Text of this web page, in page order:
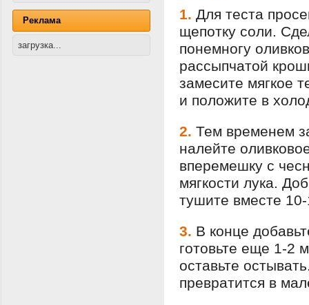
Реклама
загрузка...
1. Для теста
щепотку соли.
понемногу
рассыпчатой
замесите мягкое
и положите в
2. Тем временем
налейте
вперемешку с
мягкости лука.
тушите вместе
3. В конце
готовьте еще 1-2
оставьте
превратится в